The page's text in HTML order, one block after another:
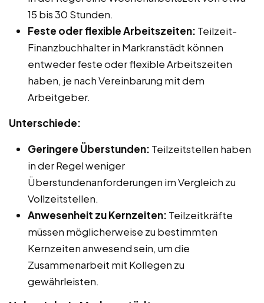
15 bis 30 Stunden.
Feste oder flexible Arbeitszeiten: Teilzeit-
Finanzbuchhalter in Markranstädt können
entweder feste oder flexible Arbeitszeiten
haben, je nach Vereinbarung mit dem
Arbeitgeber.
Unterschiede:
Geringere Überstunden: Teilzeitstellen haben
in der Regel weniger
Überstundenanforderungen im Vergleich zu
Vollzeitstellen.
Anwesenheit zu Kernzeiten: Teilzeitkräfte
müssen möglicherweise zu bestimmten
Kernzeiten anwesend sein, um die
Zusammenarbeit mit Kollegen zu
gewährleisten.